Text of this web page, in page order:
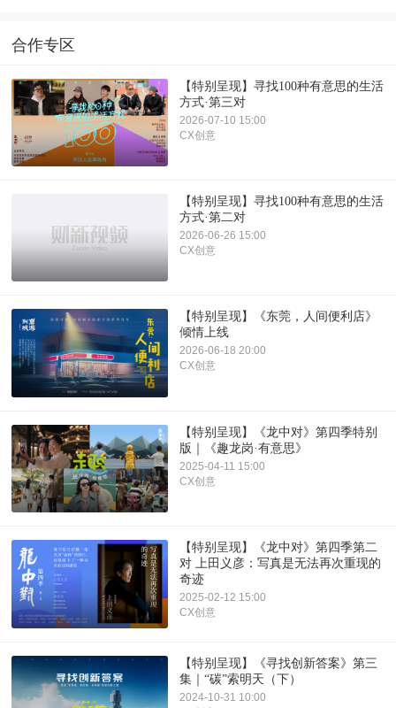
合作专区
【特别呈现】寻找100种有意思的生活
方式·第三对
2026-07-10 15:00
CX创意
【特别呈现】寻找100种有意思的生活
方式·第二对
2026-06-26 15:00
CX创意
【特别呈现】《东莞，人间便利店》
倾情上线
2026-06-18 20:00
CX创意
【特别呈现】《龙中对》第四季特别
版｜《趣龙岗·有意思》
2025-04-11 15:00
CX创意
【特别呈现】《龙中对》第四季第二
对 上田义彦：写真是无法再次重现的
奇迹
2025-02-12 15:00
CX创意
【特别呈现】《寻找创新答案》第三
集｜“碳”索明天（下）
2024-10-31 10:00